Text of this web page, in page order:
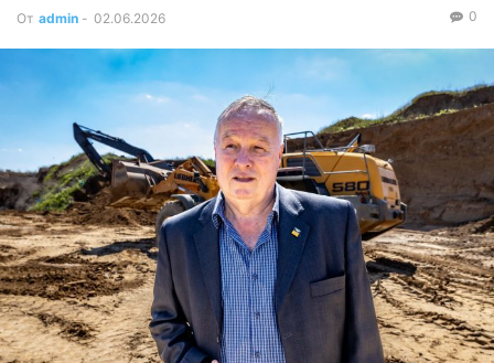
От admin - 02.06.2026 0